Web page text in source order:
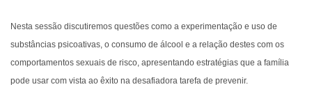
Nesta sessão discutiremos questões como a experimentação e uso de
substâncias psicoativas, o consumo de álcool e a relação destes com os
comportamentos sexuais de risco, apresentando estratégias que a família
pode usar com vista ao êxito na desafiadora tarefa de prevenir.